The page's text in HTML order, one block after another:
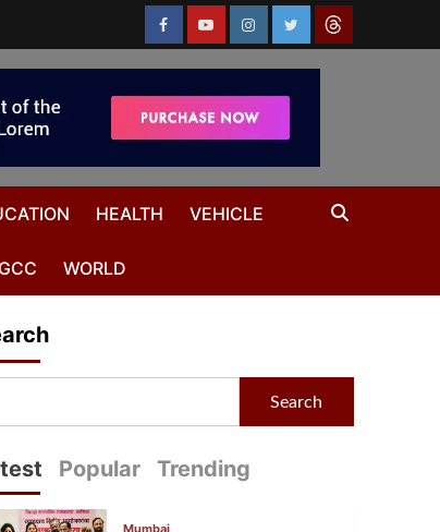
HEALTH VEHICLE
GCC WORLD
Search
Popular Trending
Mumbai